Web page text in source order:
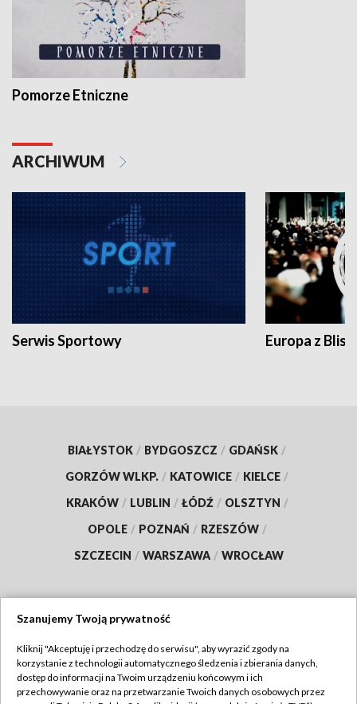
Pomorze Etniczne
ARCHIWUM
Serwis Sportowy Europa z
BIAŁYSTOK / BYDGOSZCZ / GDAŃSK /
GORZÓW WLKP. / KATOWICE / KIELCE /
KRAKÓW / LUBLIN / ŁÓDŹ / OLSZTYN /
OPOLE / POZNAŃ / RZESZÓW /
SZCZECIN / WARSZAWA / WROCŁAW
TVP
Abonament TVP
Regulamin TVP
Szanujemy Twoją prywatność
Kliknij "Akceptuję i przechodzę do serwisu", aby wyrazić zgody na
korzystanie z technologii automatycznego śledzenia i zbierania danych,
dostęp do informacji na Twoim urządzeniu końcowym i ich
przechowywanie oraz na przetwarzanie Twoich danych osobowych przez